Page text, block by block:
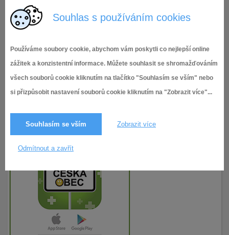
Souhlas s používáním cookies
Používáme soubory cookie, abychom vám poskytli co nejlepší online
zážitek a konzistentní informace. Můžete souhlasit se shromažďováním
všech souborů cookie kliknutím na tlačítko "Souhlasím se vším" nebo
si přizpůsobit nastavení souborů cookie kliknutím na "Zobrazit více"...
Souhlasím se vším Zobrazit více
Odmítnout a zavřít
Zápis